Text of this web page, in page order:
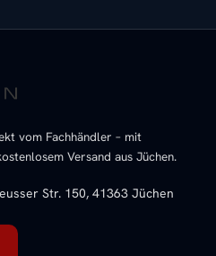
vom Fachhändler – mit
Versand aus Jüchen.
Str. 150, 41363 Jüchen